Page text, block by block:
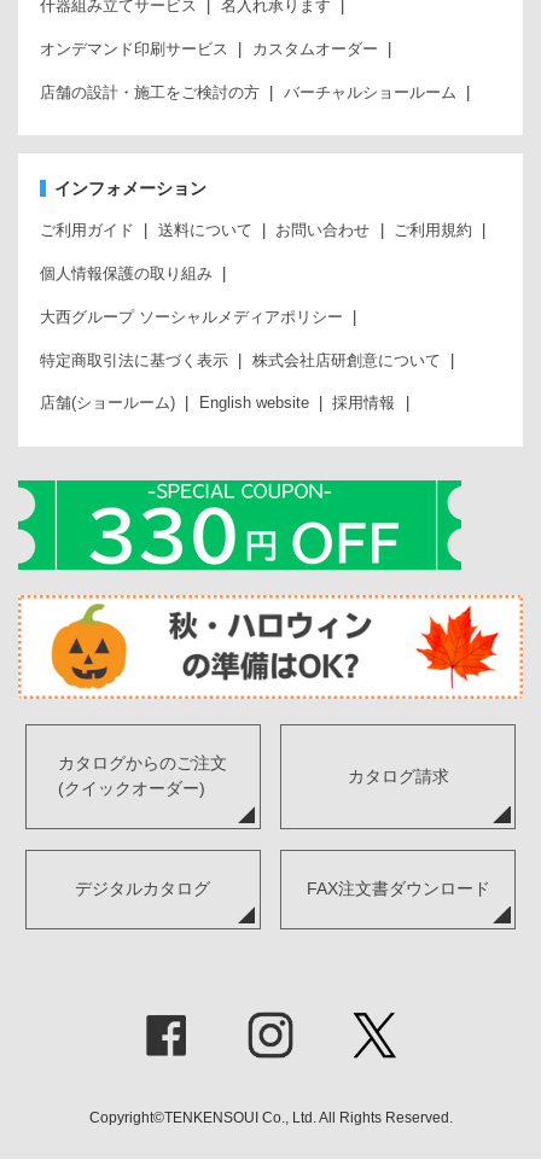
什器組み立てサービス 名入れ承ります
オンデマンド印刷サービス カスタムオーダー
店舗の設計・施工をご検討の方 バーチャルショールーム
インフォメーション
ご利用ガイド 送料について お問い合わせ ご利用規約
個人情報保護の取り組み
大西グループ ソーシャルメディアポリシー
特定商取引法に基づく表示 株式会社店研創意について
店舗(ショールーム) English website 採用情報
カタログからのご注文
(クイックオーダー)
カタログ請求
デジタルカタログ FAX注文書ダウンロード
Copyright©TENKENSOUI Co., Ltd. All Rights Reserved.